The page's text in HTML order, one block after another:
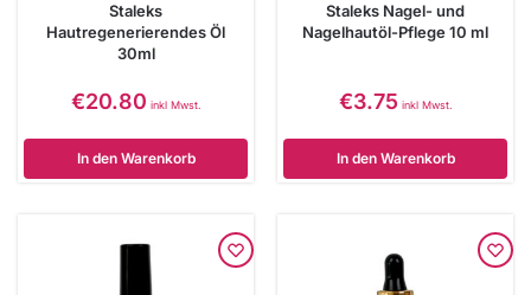
Staleks
Hautregenerierendes Öl
30ml
€20.80 inkl Mwst.
In den Warenkorb
Staleks Nagel- und
Nagelhautöl-Pflege 10 ml
€3.75 inkl Mwst.
In den Warenkorb